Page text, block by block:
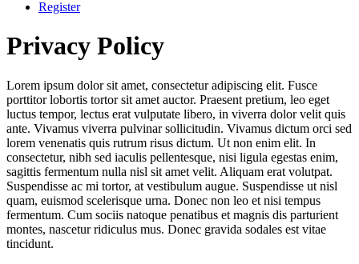
Register
Privacy Policy
Lorem ipsum dolor sit amet, consectetur adipiscing elit. Fusce
porttitor lobortis tortor sit amet auctor. Praesent pretium, leo eget
luctus tempor, lectus erat vulputate libero, in viverra dolor velit quis
ante. Vivamus viverra pulvinar sollicitudin. Vivamus dictum orci sed
lorem venenatis quis rutrum risus dictum. Ut non enim elit. In
consectetur, nibh sed iaculis pellentesque, nisi ligula egestas enim,
sagittis fermentum nulla nisl sit amet velit. Aliquam erat volutpat.
Suspendisse ac mi tortor, at vestibulum augue. Suspendisse ut nisl
quam, euismod scelerisque urna. Donec non leo et nisi tempus
fermentum. Cum sociis natoque penatibus et magnis dis parturient
montes, nascetur ridiculus mus. Donec gravida sodales est vitae
tincidunt.